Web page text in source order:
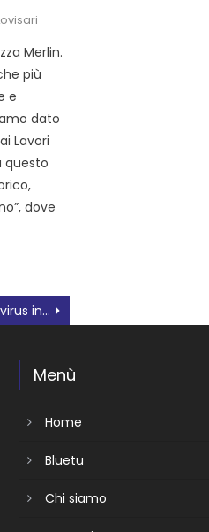
Merlin.
più
e
dato
Lavori
questo
dove
Andamento Coronavirus in Polesine 27 febbraio 2022
Menù
Home
Bluetu
Chi siamo